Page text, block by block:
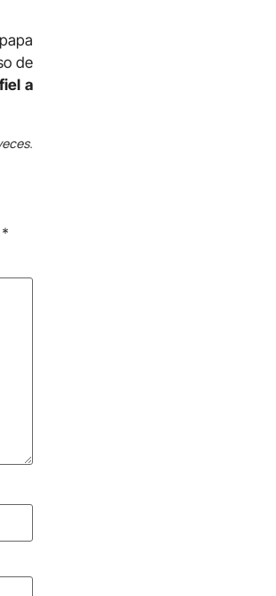
de
a
*